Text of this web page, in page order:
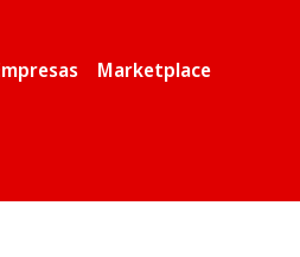
Marketplace